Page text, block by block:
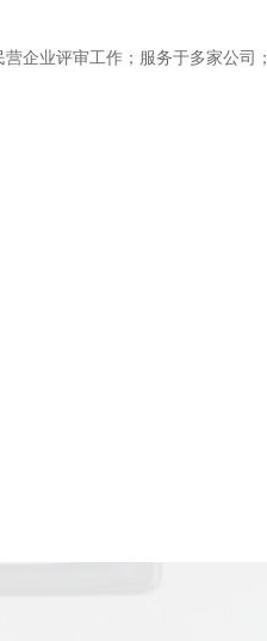
企业评审工作；服务于多家公司；